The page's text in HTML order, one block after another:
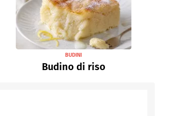
BUDINI
Budino di riso